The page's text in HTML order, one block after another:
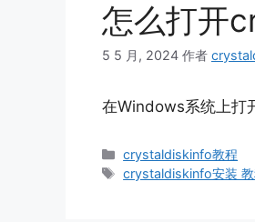
怎么打开
5 5 月, 2024 作者
在Windows系统上打
分
类
crystaldiskinfo教程
标
crystaldiskinfo安装 教